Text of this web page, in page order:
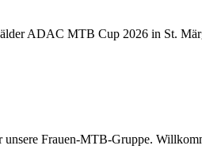
ADAC MTB Cup 2026 in St.
Frauen-MTB-Gruppe.